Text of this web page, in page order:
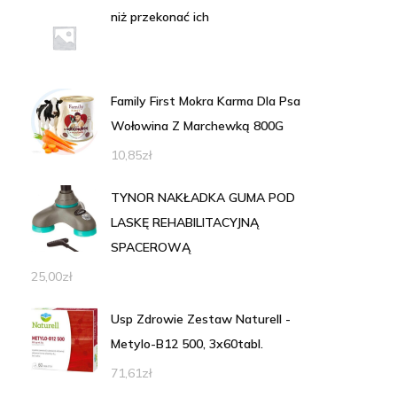
niż przekonać ich
Family First Mokra Karma Dla Psa
Wołowina Z Marchewką 800G
10,85zł
TYNOR NAKŁADKA GUMA POD
LASKĘ REHABILITACYJNĄ
SPACEROWĄ
25,00zł
Usp Zdrowie Zestaw Naturell -
Metylo-B12 500, 3x60tabl.
71,61zł